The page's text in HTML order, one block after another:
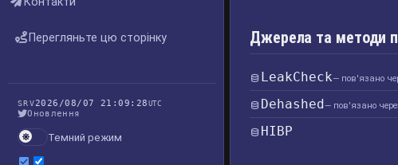
Перегляньте цю сторінку
SRV2026/08/07 21:09:28UTC
Оновлення
Темний режим
Джерела та методи
LeakCheck— пов'язано
Dehashed— пов'язано
HIBP